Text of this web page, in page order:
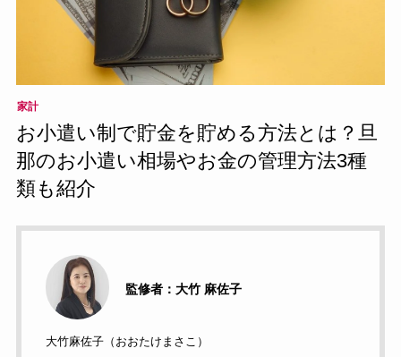
家計
お小遣い制で貯金を貯める方法とは？旦
那のお小遣い相場やお金の管理方法3種
類も紹介
監修者：大竹 麻佐子
大竹麻佐子（おおたけまさこ）